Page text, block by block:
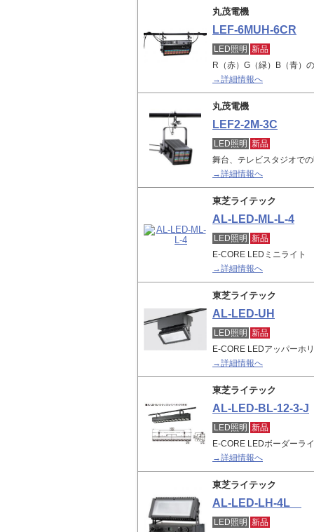
丸茂電機
LEF-6MUH-6CR
LED照明 新品
R（赤）G（緑）B（青）
→詳細情報へ
丸茂電機
LEF2-2M-3C
LED照明 新品
舞台、テレビスタジオで
→詳細情報へ
東芝ライテック
AL-LED-ML-L-4
LED照明 新品
E-CORE LEDミニライト
→詳細情報へ
東芝ライテック
AL-LED-UH
LED照明 新品
E-CORE LEDアッパーホ
→詳細情報へ
東芝ライテック
AL-LED-BL-12-3-J
LED照明 新品
E-CORE LEDボーダーラ
→詳細情報へ
東芝ライテック
AL-LED-LH-4L
LED照明 新品